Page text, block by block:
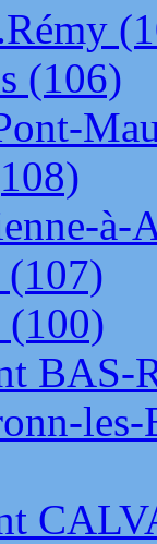
(106)
à-
(107)
(100)
BAS-